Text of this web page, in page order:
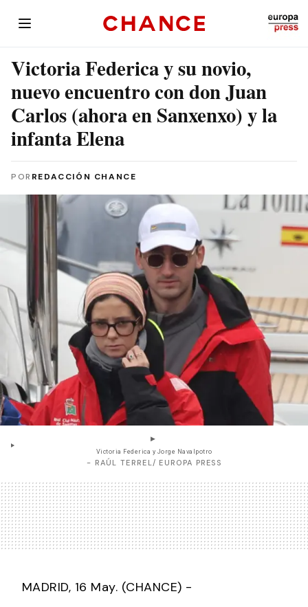
Victoria Federica y su novio,
nuevo encuentro con don Juan
Carlos (ahora en Sanxenxo) y la
infanta Elena
POR REDACCIÓN CHANCE
Victoria Federica y Jorge Navalpotro
- RAÚL TERREL/ EUROPA PRESS
MADRID, 16 May. (CHANCE) -